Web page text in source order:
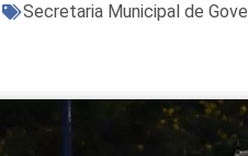
Secretaria Municipal de